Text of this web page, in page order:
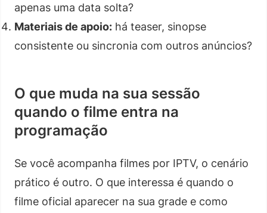
apenas uma data solta?
Materiais de apoio: há teaser, sinopse
consistente ou sincronia com outros anúncios?
O que muda na sua sessão
quando o filme entra na
programação
Se você acompanha filmes por IPTV, o cenário
prático é outro. O que interessa é quando o
filme oficial aparecer na sua grade e como